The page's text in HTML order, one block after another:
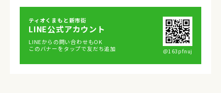
ティオくまもと新市街
LINE公式アカウント
LINEからの問い合わせもOK
このバナーをタップで友だち追加
＠163pfnuj